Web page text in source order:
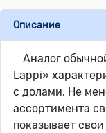
Описание
Аналог
Lappi»
с долами. Не
ассортимента
показывает